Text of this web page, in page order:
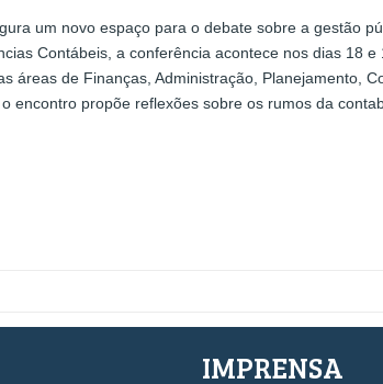
um novo espaço para o debate sobre a gestão
Contábeis, a conferência acontece nos dias 18
áreas de Finanças, Administração, Planejamento,
encontro propõe reflexões sobre os rumos da
IMPRENSA